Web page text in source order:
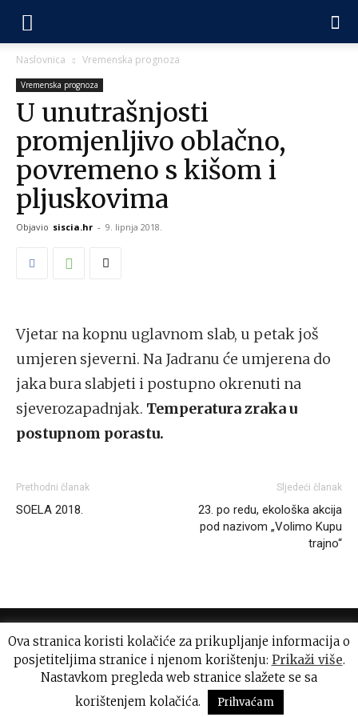
Naslovnica Vremenska prognoza
Vremenska prognoza
U unutrašnjosti
promjenljivo oblačno,
povremeno s kišom i
pljuskovima
Objavio siscia.hr - 9. lipnja 2018.
Vjetar na kopnu uglavnom slab, u petak još
umjeren sjeverni. Na Jadranu će umjerena do
jaka bura slabjeti i postupno okrenuti na
sjeverozapadnjak. Temperatura zraka u
postupnom porastu.
Prethodni članak
SOELA 2018.
Sljedeći članak
23. po redu, ekološka akcija
pod nazivom „Volimo Kupu
trajno“
Uvjeti korištenja Impressum
© Sva prava pridržava Siscia.hr
Ova stranica koristi kolačiće za prikupljanje informacija o
posjetiteljima stranice i njenom korištenju: Prikaži više.
Nastavkom pregleda web stranice slažete se sa
korištenjem kolačića.
Prihvaćam